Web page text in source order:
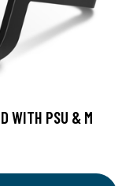
WITH PSU & M